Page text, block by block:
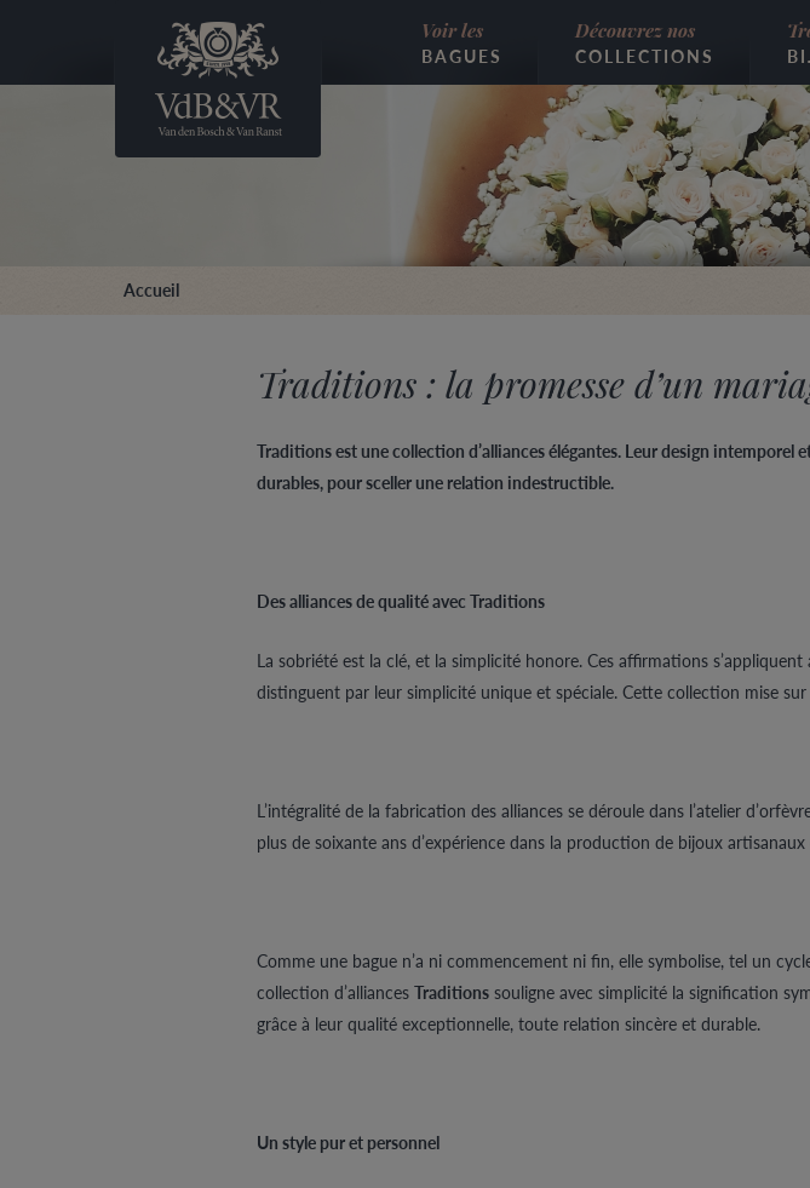
Voir les
BAGUES
Découvrez nos
COLLECTIONS
Accueil
Traditions : la promesse d’un
Traditions est une collection d’alliances élégantes. Leur design intemporel
durables, pour sceller une relation indestructible.
Des alliances de qualité avec Traditions
La sobriété est la clé, et la simplicité honore. Ces affirmations
distinguent par leur simplicité unique et spéciale. Cette collection mise
L’intégralité de la fabrication des alliances se déroule dans l’atelier
plus de soixante ans d’expérience dans la production de bijoux
Comme une bague n’a ni commencement ni fin, elle symbolise, tel un
collection d’alliances Traditions souligne avec simplicité la signification
grâce à leur qualité exceptionnelle, toute relation sincère et durable.
Un style pur et personnel